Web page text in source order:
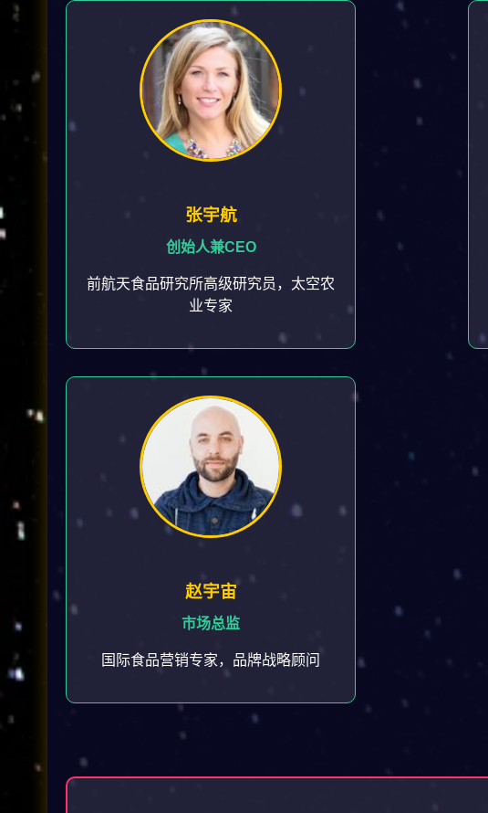
张宇航
创始人兼CEO
前航天食品研究所高级研究员，太空农
业专家
赵宇宙
市场总监
国际食品营销专家，品牌战略顾问